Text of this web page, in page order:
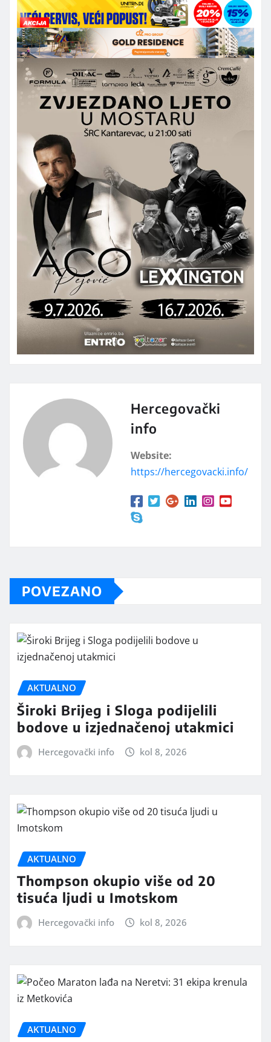
Hercegovački
info
Website:
https://hercegovacki.info/
POVEZANO
AKTUALNO
Široki Brijeg i Sloga podijelili
bodove u izjednačenoj utakmici
Hercegovački info kol 8, 2026
AKTUALNO
Thompson okupio više od 20
tisuća ljudi u Imotskom
Hercegovački info kol 8, 2026
AKTUALNO